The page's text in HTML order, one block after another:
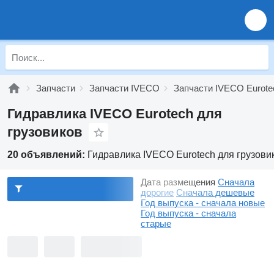
Запчасти Запчасти IVECO Запчасти IVECO
Гидравлика IVECO Eurotech для
грузовиков
20 объявлений: Гидравлика IVECO Eurotech для
Дата размещения Сначала
дорогие Сначала дешевые
Год выпуска - сначала новые
Год выпуска - сначала
старые